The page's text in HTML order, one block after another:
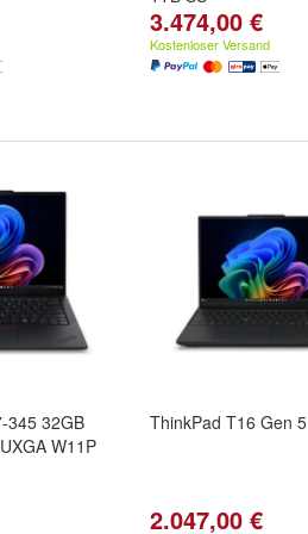
3.474,00 €
Kostenloser Versand
345 32GB
W11P
ThinkPad T16 Gen 5
2.047,00 €